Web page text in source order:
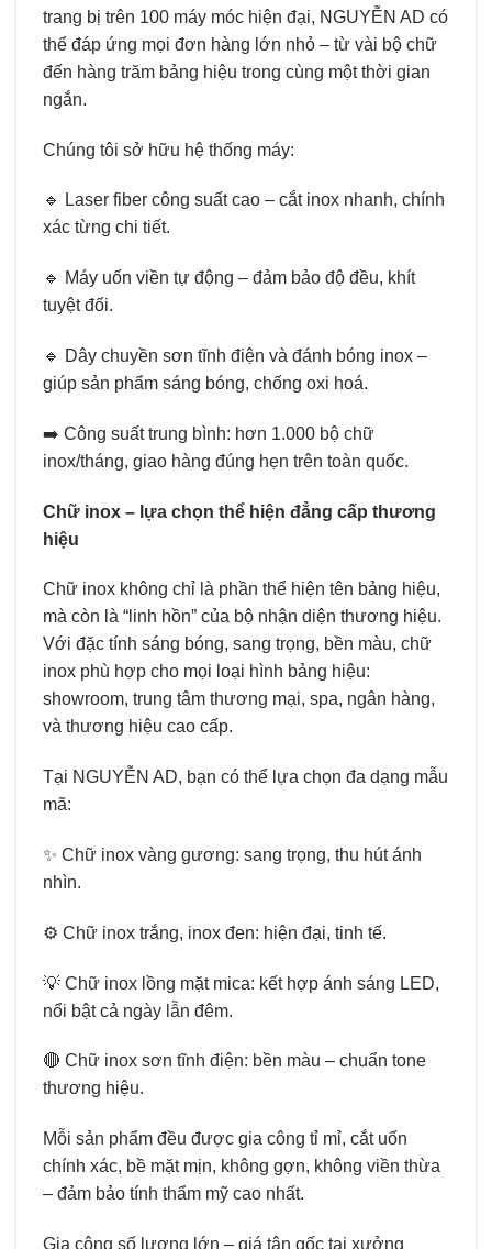
trang bị trên 100 máy móc hiện đại, NGUYỄN AD có
thể đáp ứng mọi đơn hàng lớn nhỏ – từ vài bộ chữ
đến hàng trăm bảng hiệu trong cùng một thời gian
ngắn.
Chúng tôi sở hữu hệ thống máy:
🔹 Laser fiber công suất cao – cắt inox nhanh, chính
xác từng chi tiết.
🔹 Máy uốn viền tự động – đảm bảo độ đều, khít
tuyệt đối.
🔹 Dây chuyền sơn tĩnh điện và đánh bóng inox –
giúp sản phẩm sáng bóng, chống oxi hoá.
➡️ Công suất trung bình: hơn 1.000 bộ chữ
inox/tháng, giao hàng đúng hẹn trên toàn quốc.
Chữ inox – lựa chọn thể hiện đẳng cấp thương
hiệu
Chữ inox không chỉ là phần thể hiện tên bảng hiệu,
mà còn là “linh hồn” của bộ nhận diện thương hiệu.
Với đặc tính sáng bóng, sang trọng, bền màu, chữ
inox phù hợp cho mọi loại hình bảng hiệu:
showroom, trung tâm thương mại, spa, ngân hàng,
và thương hiệu cao cấp.
Tại NGUYỄN AD, bạn có thể lựa chọn đa dạng mẫu
mã:
✨ Chữ inox vàng gương: sang trọng, thu hút ánh
nhìn.
⚙️ Chữ inox trắng, inox đen: hiện đại, tinh tế.
💡 Chữ inox lồng mặt mica: kết hợp ánh sáng LED,
nổi bật cả ngày lẫn đêm.
🔴 Chữ inox sơn tĩnh điện: bền màu – chuẩn tone
thương hiệu.
Mỗi sản phẩm đều được gia công tỉ mỉ, cắt uốn
chính xác, bề mặt mịn, không gợn, không viền thừa
– đảm bảo tính thẩm mỹ cao nhất.
Gia công số lượng lớn – giá tận gốc tại xưởng